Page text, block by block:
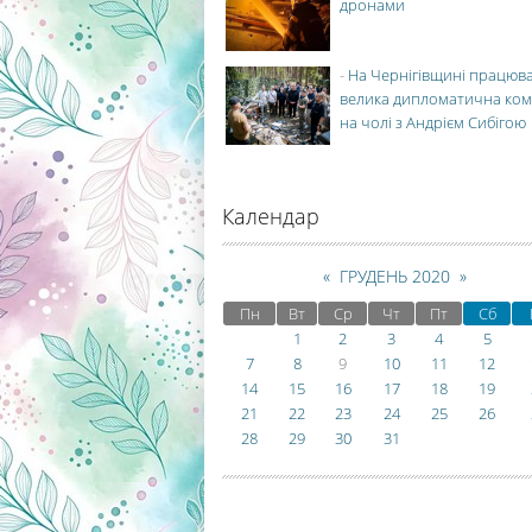
дронами
- На Чернігівщині
велика дипломатична
на чолі з Андрієм Сибігою
Календар
« ГРУДЕНЬ 2020 »
Пн Вт Ср Чт Пт Сб
1
2 3 4 5
7
8 9 10 11 12
14
15 16 17 18 19
21
22 23 24 25 26
28
29 30 31